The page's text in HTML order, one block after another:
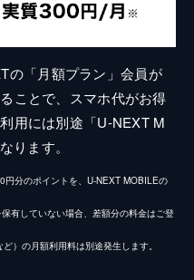
の「月額プラン」会員が
ことで、スマホ代がお得
用には別途「U-NEXT M
ります。
分のポイントを、U-NEXT MOBILEの
有していない場合、差額分の料金はご登
）の月額利用料は別途発生します。